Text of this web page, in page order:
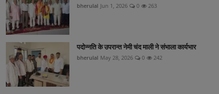
bherulal Jun 1, 2026 0 263
पदोन्नति के उपरान्त नेमी चंद माली ने संभाला कार्यभार
bherulal May 28, 2026 0 242